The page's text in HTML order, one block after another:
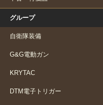
グループ
自衛隊装備
G&G電動ガン
KRYTAC
DTM電子トリガー